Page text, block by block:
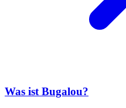
Was ist Bugalou?